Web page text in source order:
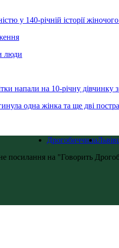
у 140-річній історії
люди
напали на 10-річну
одна жінка та ще дві
Дрогобиччина
посилання на "Говорить